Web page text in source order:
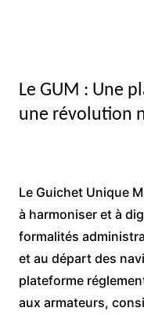
Le GUM : Une
une révolution
Le Guichet Unique
à harmoniser et à
formalités
et au départ des
plateforme
aux armateurs,